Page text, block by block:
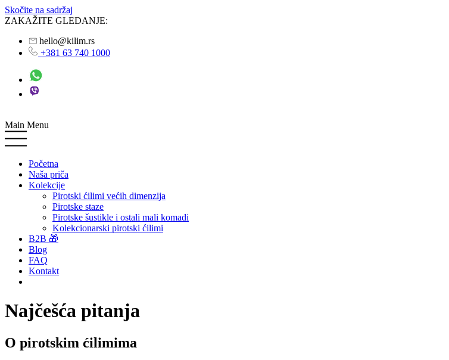
Skočite na sadržaj
ZAKAŽITE GLEDANJE:
hello@kilim.rs
+381 63 740 1000
Main Menu
Početna
Naša priča
Kolekcije
Pirotski ćilimi većih dimenzija
Pirotske staze
Pirotske šustikle i ostali mali komadi
Kolekcionarski pirotski ćilimi
B2B 🎁
Blog
FAQ
Kontakt
Najčešća pitanja
O pirotskim ćilimima